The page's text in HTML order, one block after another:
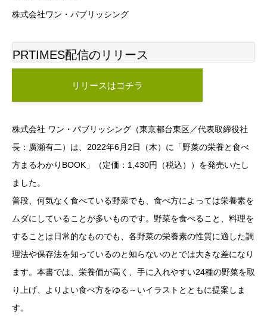
株式会社ワン・パブリッシング
PRTIMES配信のリリース
リリースはコチラ
株式会社 ワン・パブリッシング（東京都台東区／代表取締役社
長：廣瀬有二）は、2022年6月2日（木）に「野菜の栄養と食べ
方まるわかりBOOK」（定価：1,430円（税込））を発売いたし
ました。
普段、何気なく食べている野菜でも、食べ方によっては栄養素を
ムダにしていることが多いものです。野菜を食べること、料理を
することは日常的なものでも、各野菜の栄養素の性質に適した調
理法や保存法を知っているのと知らないのとでは大きな差になり
ます。本書では、栄養価が高く、手に入れやすい24種の野菜を取
り上げ、よりよい食べ方をゆる～いイラストとともに提案しま
す。